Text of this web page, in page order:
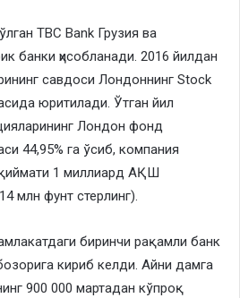
TBC Bank Грузия ва
банки ҳисобланади. 2016 йилдан
савдоси Лондоннинг Stock
юритилади. Ўтган йил
Лондон фонд
44,95% га ўсиб, компания
1 миллиард АҚШ
млн фунт стерлинг).
биринчи рақамли банк
кириб келди. Айни дамга
900 000 мартадан кўпроқ